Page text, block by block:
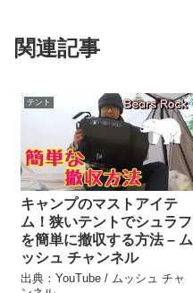
関連記事
テント
キャンプのマストアイテ
ム！狭いテントでシュラフ
を簡単に撤収する方法 – ム
ッシュ チャンネル
出典：YouTube / ムッシュ チャ